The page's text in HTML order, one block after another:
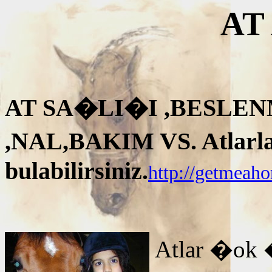
AT SA�LI�I
,NAL,BAKIM VS.
bulabilirsiniz.http://
Atlar �ok